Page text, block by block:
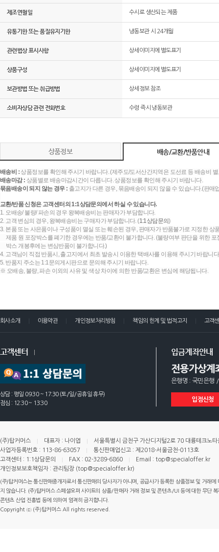
제조연월일 수시로 생산되는 제품
유통기한 또는 품질유지기한 냉동보관 시 24개월
관련법상 표시사항 상세이미지에 별도표기
상품구성 상세이미지에 별도표기
보관방법 또는 취급방법 상세정보 참조
소비자상담 관련 전화번호 수령 즉시 냉동보관
상품정보 배송/교환/반품안내
배송비 :상품정보를 확인해 주시기 바랍니다. (제주도/도서산간지역은 도선료 등 배송비
배송마감 : 상품별로 배송마감시간이 다릅니다. 상품정보를 확인해 주시기 바랍니다.
묶음배송이 되지 않는 경우 : 출고지가 다른 경우, 묶음배송이 되지 않을 수 있습니다.(판
교환/반품 신청은 고객센터의 1:1상담문의에서 하실 수 있습니다.
1. 오배송/ 불량/ 파손의 경우 왕복배송비는 판매자가 부담합니다.
2. 고객 변심의 경우, 왕복배송비는 구매자가 부담합니다. (1:1상담문의)
3. 본품 또는 사은품이나 구성품이 멸실 또는 훼손된 경우, 판매자가 반품불가로 지정한 상
제품 원 포장박스를 폐기한 경우에는 반품/교환이 불가합니다. (불량여부 판단을 위한
박스 개봉후에는 변심반품이 불가합니다.)
4. 고객님이 직접 반품시, 출고지에서 최초 발송시 이용한 택배사를 이용해 주시기 바랍니
5. 반품지 주소는 1:1문의게시판으로 문의해 주시기 바랍니다.
※ 오배송, 불량, 파손 이외의 사유 및 색상 차이에 의한 반품/교환은 변심에 해당됩니다.
회사소개 이용약관 개인정보처리방침 책임의 한계 및 법적고지 고객
고객센터
상담 : 평일 09:30 ~ 17:30 (토/일/공휴일 휴무)
점심 : 12:30 ~ 13:30
입금계좌안내
전용가상계
은행명 : 국민은행
입점신청
(주)탑커머스 대표자 : 나이엽
서울특별시 금천구 가산디지털2로 70 대륭테크노
사업자등록번호 : 113-86-63057
통신판매업신고 : 제2018-서울금천-0113호
고객센터 : 1:1상담문의
FAX : 02-3289-6860
Email : top@specialoffer.kr
개인정보보호책임자 : 관리팀장 (top@specialoffer.kr)
(주)탑커머스는 통신판매중개자로서 통신판매의 당사자가 아니며, 공급사가 등록한 상품정보 및 거래
지 않습니다. (주)탑커머스 스페셜오퍼 사이트의 상품/판매자 거래 정보 및 콘텐츠/UI 등에 대한 무단
콘텐츠 산업 진흥법 등에 의하여 엄격히 금지합니다.
Copyright ⓒ (주)탑커머스 All rights reserved.